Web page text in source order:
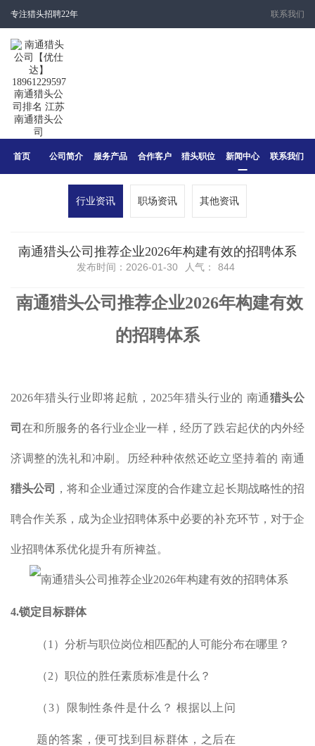
专注猎头招聘22年 联系我们
首页 公司简介 服务产品 合作客户 猎头职位 新闻中心 联系我们
行业资讯 职场资讯 其他资讯
南通猎头公司推荐企业2026年构建有效的招聘体系
发布时间：2026-01-30 人气： 844
南通猎头公司推荐企业2026年构建有效
的招聘体系
2026年猎头行业即将起航，2025年猎头行业的 南通猎头公
司在和所服务的各行业企业一样，经历了跌宕起伏的内外经
济调整的洗礼和冲刷。历经种种依然还屹立坚持着的 南通
猎头公司 ，将和企业通过深度的合作建立起长期战略性的招
聘合作关系，成为企业招聘体系中必要的补充环节，对于企
业招聘体系优化提升有所裨益。
4.锁定目标群体
（1）分析与职位岗位相匹配的人可能分布在哪里？
（2）职位的胜任素质标准是什么？
（3）限制性条件是什么？ 根据以上问
题的答案，便可找到目标群体，之后在